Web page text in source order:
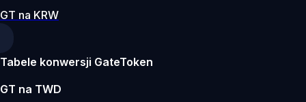
GT na KRW
Tabele konwersji GateToken
GT na TWD